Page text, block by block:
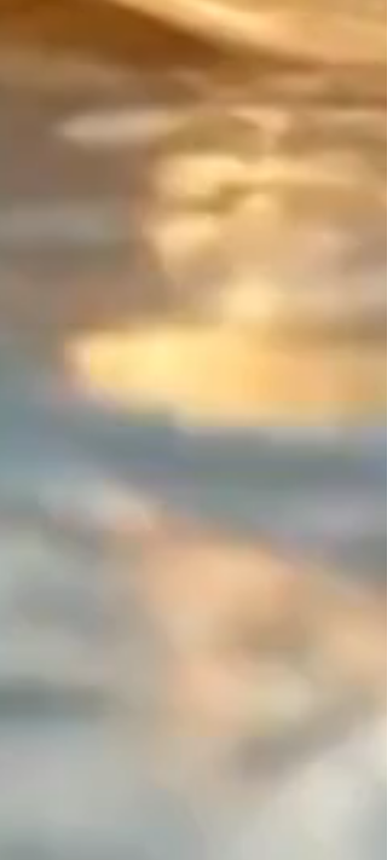
Votre point d'équilibre Artisane
créatrice depuis 2015, mon travail
repose sur l'art du contraste. Sur
ce bijou qui n'a ni début ni fin, je
vous confie cet espace de rupture
(une zone asymétrique de 2
centimètres). C'est ce détail subtil,
Vous êtes unique, exprimez-le en
couleurs ! Créez votre association
je les publierai avec grand plaisir.